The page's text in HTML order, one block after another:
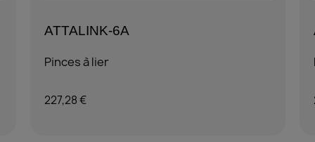
ATTALINK-6A4
Pinces à lier
232,20 €